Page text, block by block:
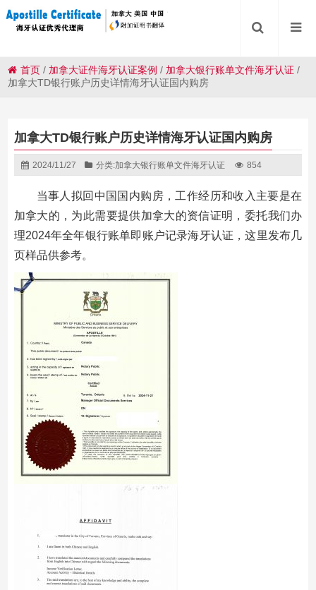
首页 / 加拿大证件海牙认证案例 / 加拿大银行账单文件海牙认证 /
加拿大TD银行账户历史详情海牙认证国内购房
加拿大TD银行账户历史详情海牙认证国内购房
2024/11/27 分类:加拿大银行账单文件海牙认证 854
当事人拟回中国国内购房，工作经历和收入主要是在
加拿大的，为此需要提供加拿大的资信证明，委托我们办
理2024年全年银行账单即账户记录海牙认证，这里发布几
页样品供参考。